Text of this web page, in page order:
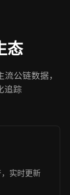
态
公链数据，
追踪
实时更新